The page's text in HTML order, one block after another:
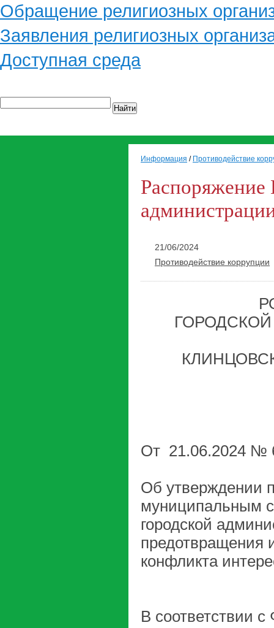
Обращение религиозных
Заявления религиозных
Доступная среда
Найти
Информация / Противодействие
Распоряжение
21/06/2024
Противодействие коррупции
От 21.06.2024 №
Об утверждении
муниципальным
городской
предотвращения
конфликта
В соответствии